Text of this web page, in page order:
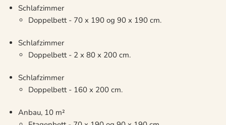
Schlafzimmer
Doppelbett - 70 x 190 og 90 x 190 cm.
Schlafzimmer
Doppelbett - 2 x 80 x 200 cm.
Schlafzimmer
Doppelbett - 160 x 200 cm.
Anbau, 10 m²